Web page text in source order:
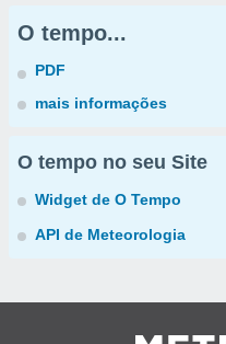
O tempo...
PDF
mais informações
O tempo no seu Site
Widget de O Tempo
API de Meteorologia